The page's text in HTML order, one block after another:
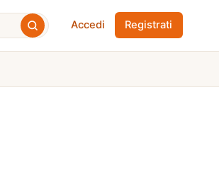
Accedi Registrati